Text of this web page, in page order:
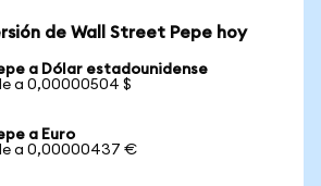
de Wall Street Pepe hoy
a Dólar estadounidense
a 0,00000504 $
a Euro
a 0,00000437 €